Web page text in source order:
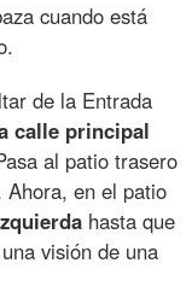
cuando está
de la Entrada
calle principal
al patio trasero
Ahora, en el patio
hasta que
visión de una